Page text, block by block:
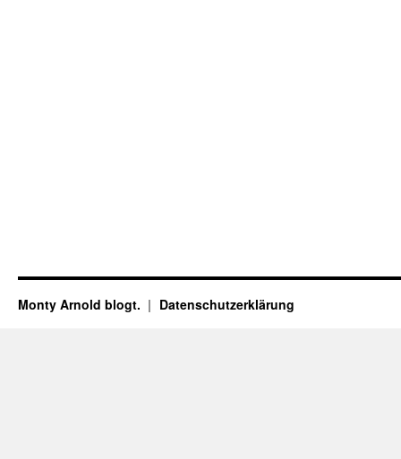
Monty Arnold blogt. Datenschutz­erklärung